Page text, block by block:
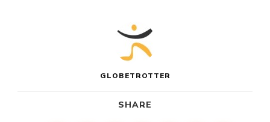
GLOBETROTTER
SHARE